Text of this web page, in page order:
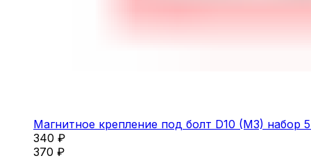
Магнитное крепление под болт D10 (M3) набор
340 ₽
370 ₽